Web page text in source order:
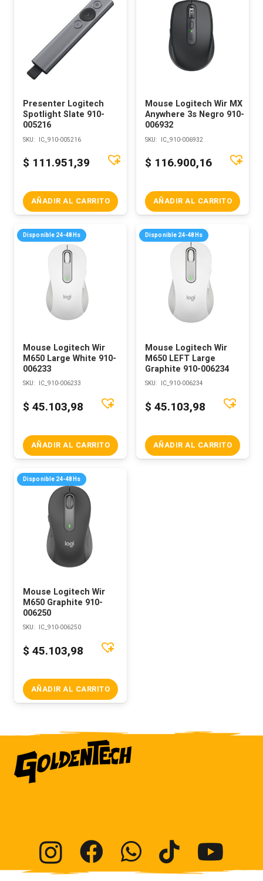
Presenter Logitech
Spotlight Slate 910-
005216
SKU: IC_910-005216
$ 111.951,39
AÑADIR AL CARRITO
Mouse Logitech Wir MX
Anywhere 3s Negro 910-
006932
SKU: IC_910-006932
$ 116.900,16
AÑADIR AL CARRITO
Disponible 24-48Hs
Mouse Logitech Wir
M650 Large White 910-
006233
SKU: IC_910-006233
$ 45.103,98
AÑADIR AL CARRITO
Disponible 24-48Hs
Mouse Logitech Wir
M650 LEFT Large
Graphite 910-006234
SKU: IC_910-006234
$ 45.103,98
AÑADIR AL CARRITO
Disponible 24-48Hs
Mouse Logitech Wir
M650 Graphite 910-
006250
SKU: IC_910-006250
$ 45.103,98
AÑADIR AL CARRITO